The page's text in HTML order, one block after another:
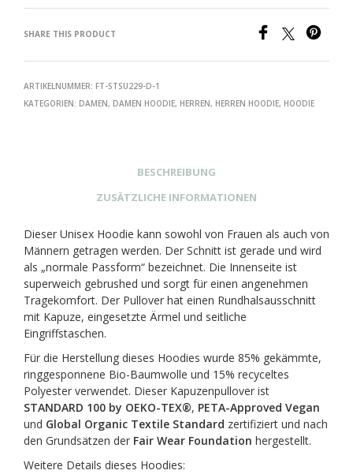
SHARE THIS PRODUCT
ARTIKELNUMMER: FT-STSU229-D-1
KATEGORIEN: DAMEN, DAMEN HOODIE, HERREN, HERREN HOODIE, HOODIE
BESCHREIBUNG
ZUSÄTZLICHE INFORMATIONEN
Dieser Unisex Hoodie kann sowohl von Frauen als auch von
Männern getragen werden. Der Schnitt ist gerade und wird
als „normale Passform“ bezeichnet. Die Innenseite ist
superweich gebrushed und sorgt für einen angenehmen
Tragekomfort. Der Pullover hat einen Rundhalsausschnitt
mit Kapuze, eingesetzte Ärmel und seitliche
Eingriffstaschen.
Für die Herstellung dieses Hoodies wurde 85% gekämmte,
ringgesponnene Bio-Baumwolle und 15% recyceltes
Polyester verwendet. Dieser Kapuzenpullover ist
STANDARD 100 by OEKO-TEX®, PETA-Approved Vegan
und Global Organic Textile Standard zertifiziert und nach
den Grundsätzen der Fair Wear Foundation hergestellt.
Weitere Details dieses Hoodies: